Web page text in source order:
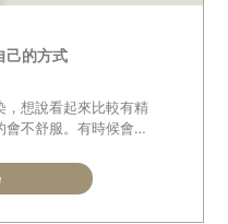
己的方式
，想說看起來比較有精
會不舒服。有時候會